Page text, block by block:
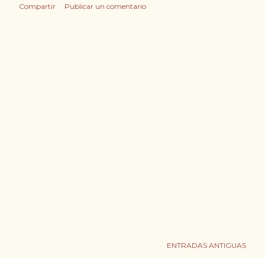
Compartir Publicar un comentario
ENTRADAS ANTIGUAS